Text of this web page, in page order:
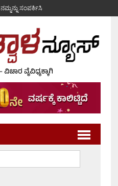
ನಮ್ಮನ್ನು ಸಂಪರ್ಕಿಸಿ